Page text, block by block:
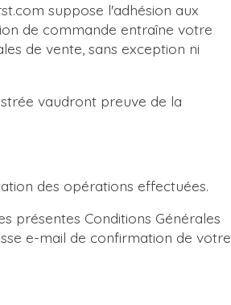
suppose l'adhésion aux
de commande entraîne votre
de vente, sans exception ni
vaudront preuve de la
des opérations effectuées.
présentes Conditions Générales
e-mail de confirmation de votre